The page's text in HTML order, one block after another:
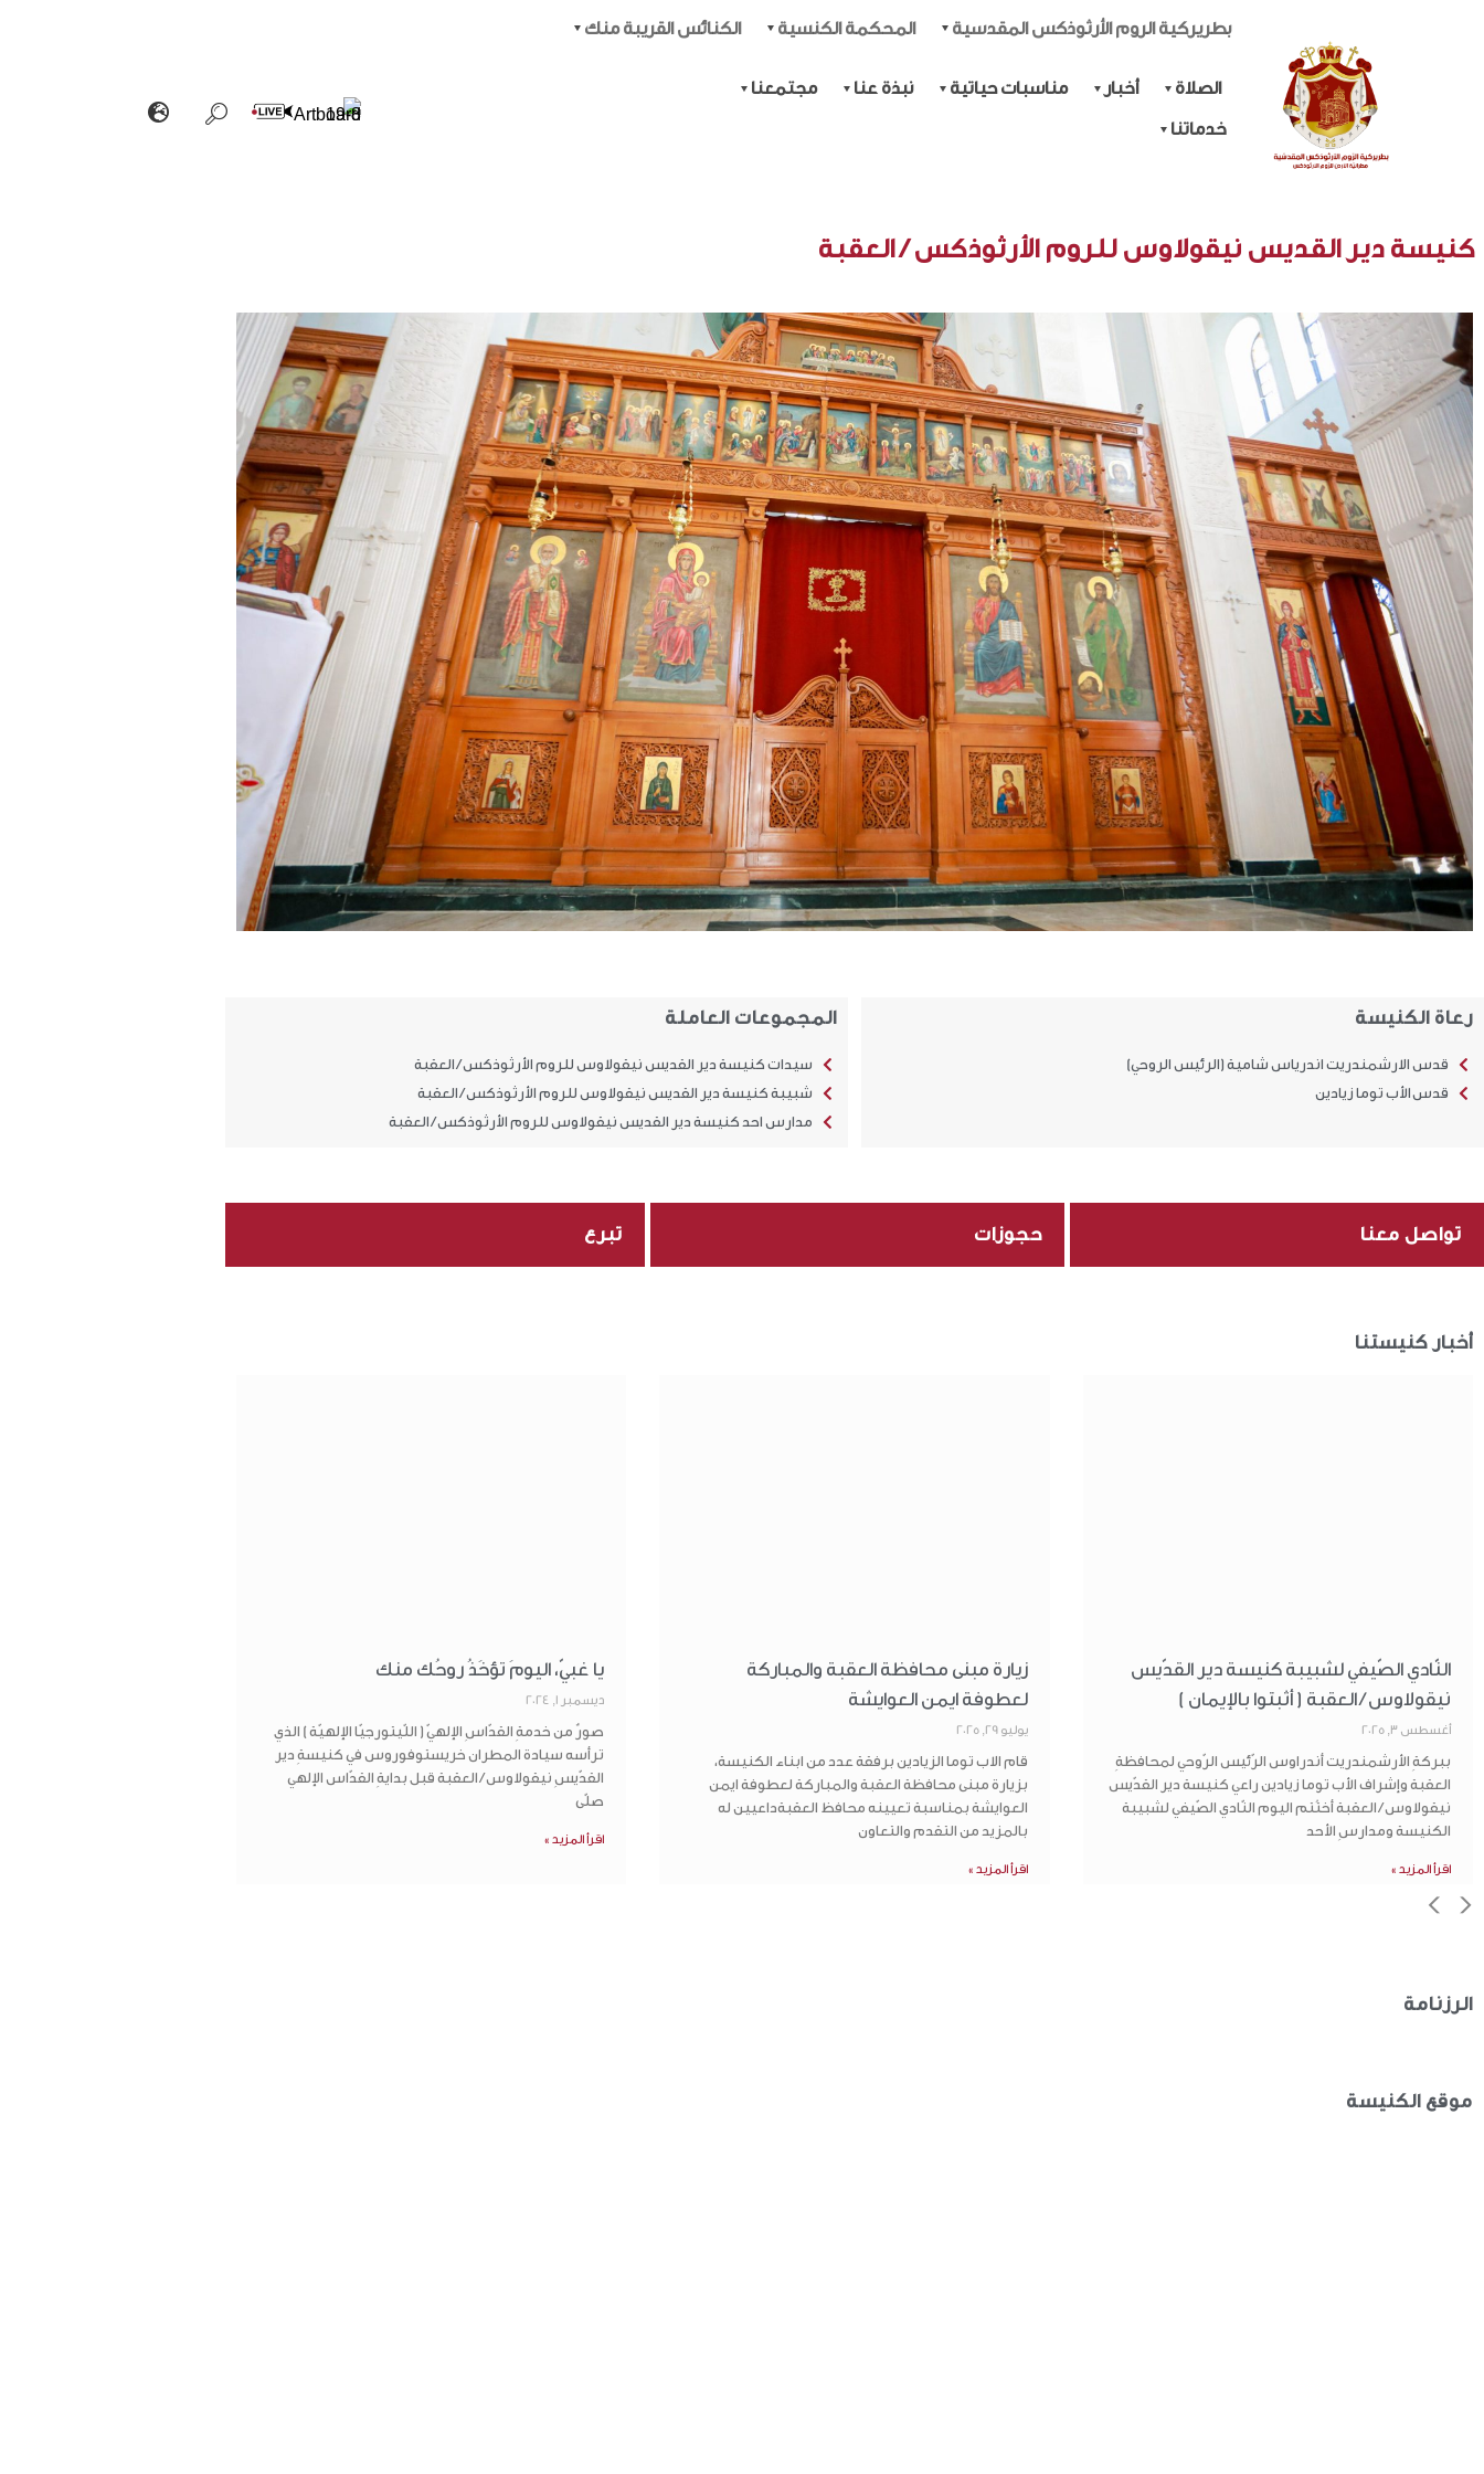
بطريركية الروم الأرثوذكس المقدسية المحكمة الكنسية الكنائس القريبة منك
الصلاة أخبار مناسبات حياتية نبذة عنا مجتمعنا
خدماتنا
كنيسة دير القديس نيقولاوس للروم الأرثوذكس / العقبة
رعاة الكنيسة
قدس الارشمندريت اندرياس شامية (الرئيس الروحي)
قدس الأب توما زيادين
المجموعات العاملة
سيدات كنيسة دير القديس نيقولاوس للروم الأرثوذكس / العقبة
شبيبة كنيسة دير القديس نيقولاوس للروم الأرثوذكس / العقبة
مدارس احد كنيسة دير القديس نيقولاوس للروم الأرثوذكس / العقبة
تواصل معنا حجوزات تبرع
أخبار كنيستنا
النّادي الصّيفي لشبيبة كنيسة دير القدّيس
نيقولاوس / العقبة ( أثبتوا بالإيمان )
أغسطس 3, 2025
ببركةِ الأرشمندريت أندراوس الرّئيس الرّوحي لمحافظةِ
العقبة وإشراف الأب توما زيادين راعي كنيسة دير القدّيس
نيقولاوس / العقبة أختُتم اليوم النّادي الصّيفي لشبيبة
الكنيسة ومدارسِ الأحد
اقرأ المزيد »
زيارة مبنى محافظة العقبة والمباركة
لعطوفة ايمن العوايشة
يوليو 29, 2025
قام الاب توما الزيادين برفقة عدد من ابناء الكنيسة،
بزيارة مبنى محافظة العقبة والمباركة لعطوفة ايمن
العوايشة بمناسبة تعيينه محافظ العقبةداعيين له
بالمزيد من التقدم والتعاون
اقرأ المزيد »
يا غبيّ، اليومَ تؤخَذُ روحُك منك
ديسمبر 1, 2024
صورٌ من خدمةِ القدّاسِ الإلهيّ ( اللّيتورجيّا الإلهيّة ) الذي
ترأسه سيادة المطران خريستوفوروس في كنيسةِ دير
القدّيسِ نيقولاوس / العقبة قبل بدايةِ القدّاس الإلهي
صلّى
اقرأ المزيد »
<
>
الرزنامة
موقع الكنيسة